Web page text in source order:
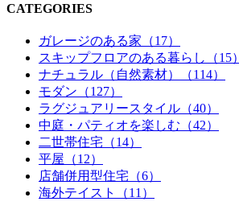
CATEGORIES
ガレージのある家（17）
スキップフロアのある暮らし（15）
ナチュラル（自然素材）（114）
モダン（127）
ラグジュアリースタイル（40）
中庭・パティオを楽しむ（42）
二世帯住宅（14）
平屋（12）
店舗併用型住宅（6）
海外テイスト（11）